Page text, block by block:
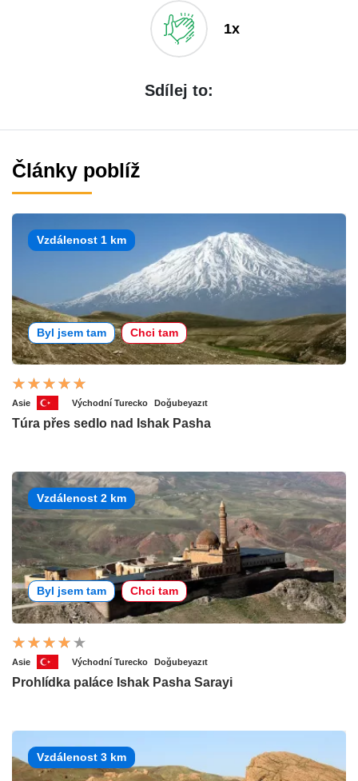
1x
Sdílej to:
Články poblíž
Vzdálenost 1 km
Byl jsem tam Chci tam
Asie Východní Turecko Doğubeyazıt
Túra přes sedlo nad Ishak Pasha
Vzdálenost 2 km
Byl jsem tam Chci tam
Asie Východní Turecko Doğubeyazıt
Prohlídka paláce Ishak Pasha Sarayi
Vzdálenost 3 km